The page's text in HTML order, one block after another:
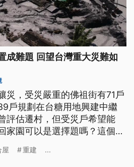
成難題 回望台灣重大災難如
災，受災嚴重的佛祖街有71戶
戶規劃在台糖用地興建中繼
評估遷村，但受災戶希望能
家園可以是選擇題嗎？這個問
要仰賴政府與社會協助，公視
屋 重建 ...